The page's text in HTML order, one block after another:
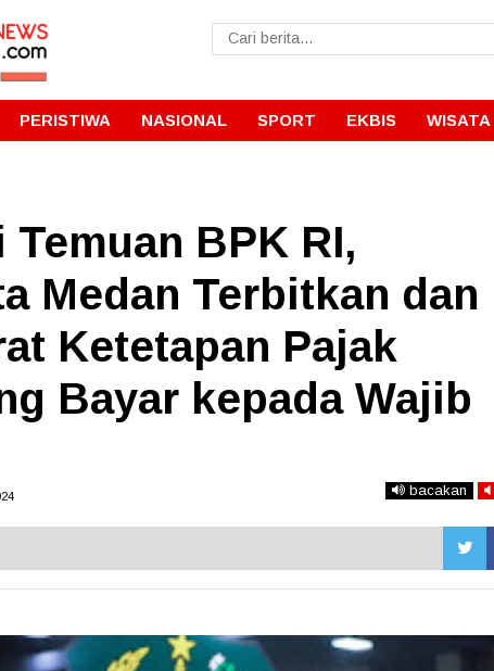
PERISTIWA NASIONAL SPORT EKBIS WISATA
BPK RI,
Medan Terbitkan dan
Ketetapan Pajak
Bayar kepada Wajib
bacakan